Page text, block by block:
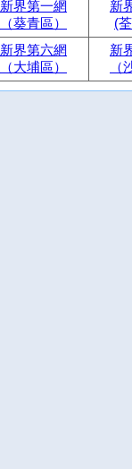
新界第一網
（葵青區）
新
(
新界第六網
（大埔區）
新
（